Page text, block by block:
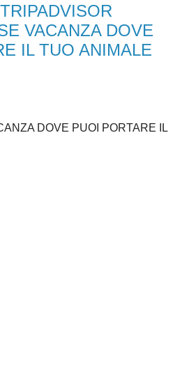
VACANZA DOVE
IL TUO ANIMALE
DOVE PUOI PORTARE IL